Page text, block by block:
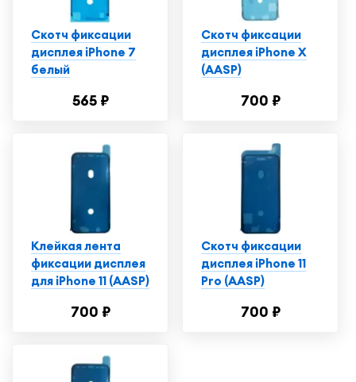
Скотч фиксации
дисплея iPhone 7
белый
565 ₽
Скотч фиксации
дисплея iPhone X
(AASP)
700 ₽
Клейкая лента
фиксации дисплея
для iPhone 11 (AASP)
700 ₽
Скотч фиксации
дисплея iPhone 11
Pro (AASP)
700 ₽